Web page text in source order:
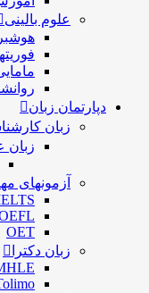
علوم بالینی
دپارتمان زبان
زبان
زبان
آزمونهای
OET
زبان دکترا